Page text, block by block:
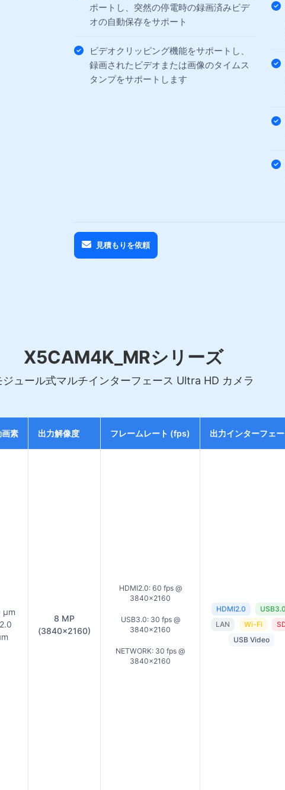
ポートし、突然の停電時の録画済みビデ
オの自動保存をサポート
ビデオクリッピング機能をサポートし、
録画されたビデオまたは画像のタイムス
タンプをサポートします
見積もりを依頼
X5CAM4K_MRシリーズ
ジュール式マルチインターフェース Ultra HD カメラ
素 出力解像度 フレームレート (fps) 出力インターフェ
µm
8 MP
(3840×2160)
HDMI2.0: 60 fps @
3840×2160
USB3.0: 30 fps @
3840×2160
NETWORK: 30 fps @
3840×2160
HDMI2.0
USB3.0
LAN
Wi-Fi
USB Video